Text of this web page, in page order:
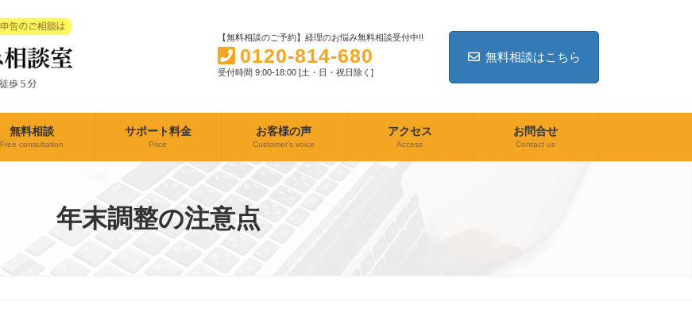
【無料相談のご予約】経理のお悩み無料相談受付中!!
0120-814-680
受付時間 9:00-18:00 [土・日・祝日除く]
無料相談はこちら
無料相談
Free consultation
サポート料金
Price
お客様の声
Customer's voice
アクセス
Access
お問合せ
Contact us
年末調整の注意点